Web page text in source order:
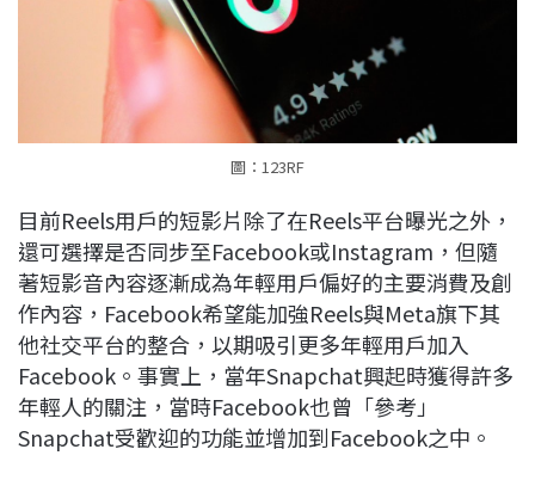
圖：123RF
目前Reels用戶的短影片除了在Reels平台曝光之外，
還可選擇是否同步至Facebook或Instagram，但隨
著短影音內容逐漸成為年輕用戶偏好的主要消費及創
作內容，Facebook希望能加強Reels與Meta旗下其
他社交平台的整合，以期吸引更多年輕用戶加入
Facebook。事實上，當年Snapchat興起時獲得許多
年輕人的關注，當時Facebook也曾「參考」
Snapchat受歡迎的功能並增加到Facebook之中。